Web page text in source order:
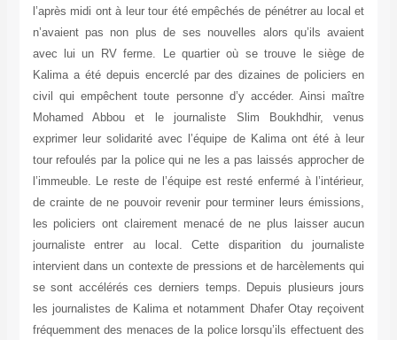
l’après midi ont à leur tour été empêchés de pénétrer au local et
n’avaient pas non plus de ses nouvelles alors qu’ils avaient
avec lui un RV ferme. Le quartier où se trouve le siège de
Kalima a été depuis encerclé par des dizaines de policiers en
civil qui empêchent toute personne d’y accéder. Ainsi maître
Mohamed Abbou et le journaliste Slim Boukhdhir, venus
exprimer leur solidarité avec l’équipe de Kalima ont été à leur
tour refoulés par la police qui ne les a pas laissés approcher de
l’immeuble. Le reste de l’équipe est resté enfermé à l’intérieur,
de crainte de ne pouvoir revenir pour terminer leurs émissions,
les policiers ont clairement menacé de ne plus laisser aucun
journaliste entrer au local. Cette disparition du journaliste
intervient dans un contexte de pressions et de harcèlements qui
se sont accélérés ces derniers temps. Depuis plusieurs jours
les journalistes de Kalima et notamment Dhafer Otay reçoivent
fréquemment des menaces de la police lorsqu’ils effectuent des